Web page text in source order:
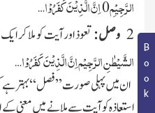
الرَّجِیْمِ0اِنَّ الَّذِیْنَ کَفَرُوْا…
2 وصل : تعوذ اور آیت کو ملا کر
الشَّیْطٰنِ الرَّجِیْم اِنَّ الَّذِیْنَ کَفَرُوْا…
ان میں پہلی صورت ’’ فصل‘‘ بہتر ہے
استعاذہ کو آیت سے ملانے میں معنی کے